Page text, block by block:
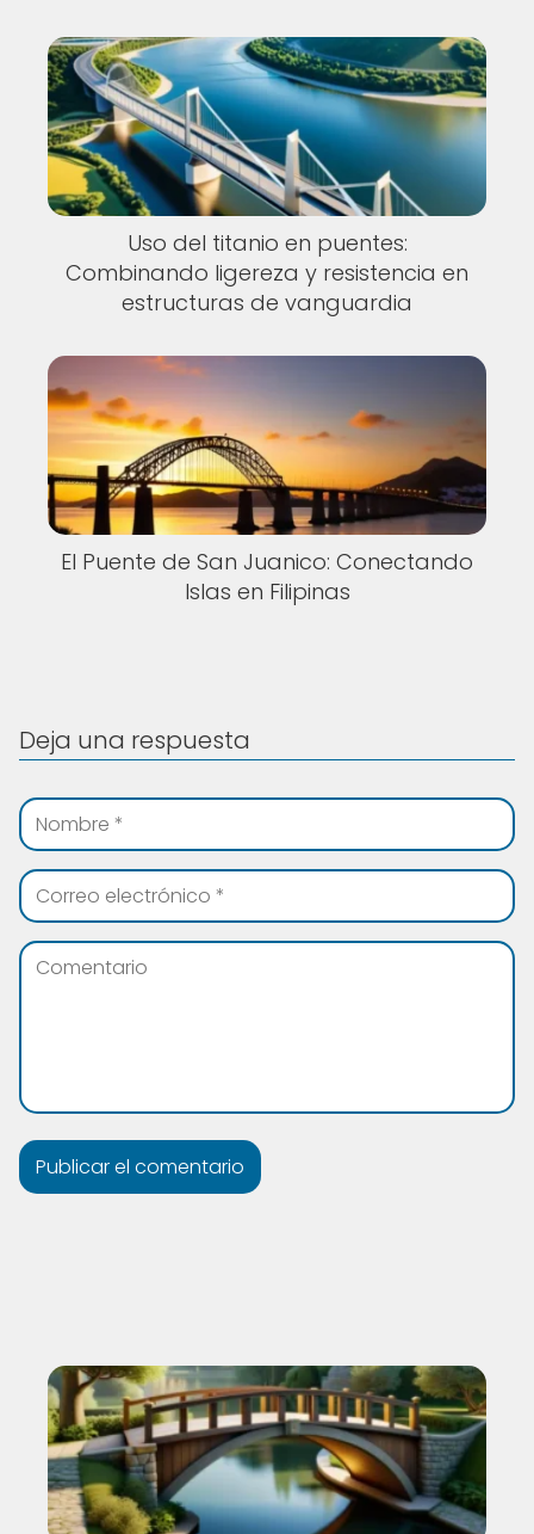
Uso del titanio en puentes:
Combinando ligereza y resistencia en
estructuras de vanguardia
El Puente de San Juanico: Conectando
Islas en Filipinas
Deja una respuesta